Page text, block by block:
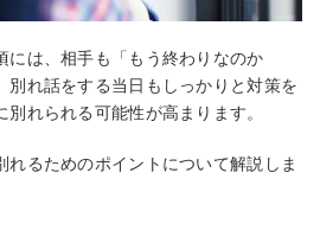
には、相手も「もう終わりなのか
れ話をする当日もしっかりと対策を
れられる可能性が高まります。
れるためのポイントについて解説しま